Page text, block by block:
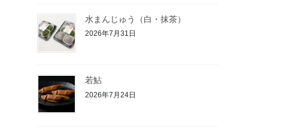
水まんじゅう（白・抹茶）
2026年7月31日
若鮎
2026年7月24日